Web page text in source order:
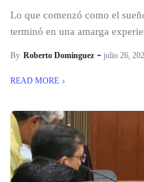
Lo que comenzó como el
terminó en una amarga
By Roberto Dominguez julio 26,
READ MORE